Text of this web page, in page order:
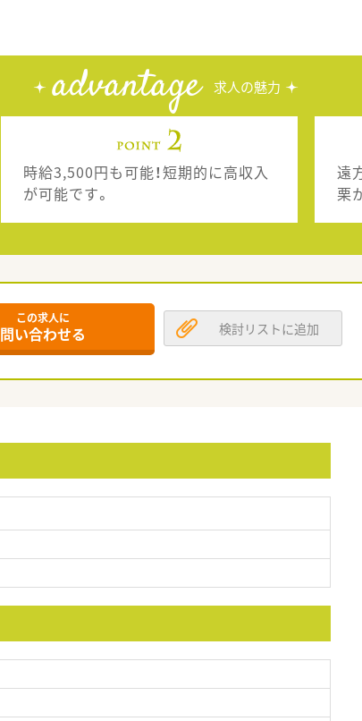
advantage 求人の魅力
時給3,500円も可能！短期的に高収入
が可能です。
遠
栗
この求人に
問い合わせる 検討リストに追加